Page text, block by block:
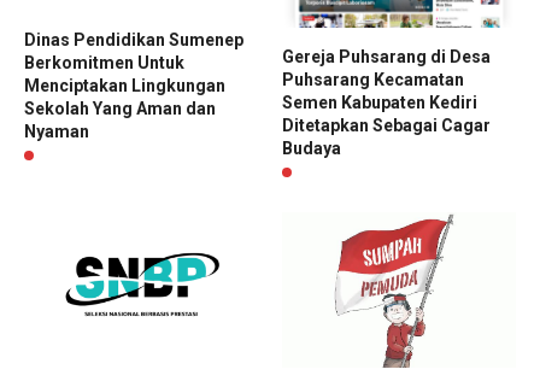
Dinas Pendidikan Sumenep
Berkomitmen Untuk
Menciptakan Lingkungan
Sekolah Yang Aman dan
Nyaman
Gereja Puhsarang di Desa
Puhsarang Kecamatan
Semen Kabupaten Kediri
Ditetapkan Sebagai Cagar
Budaya